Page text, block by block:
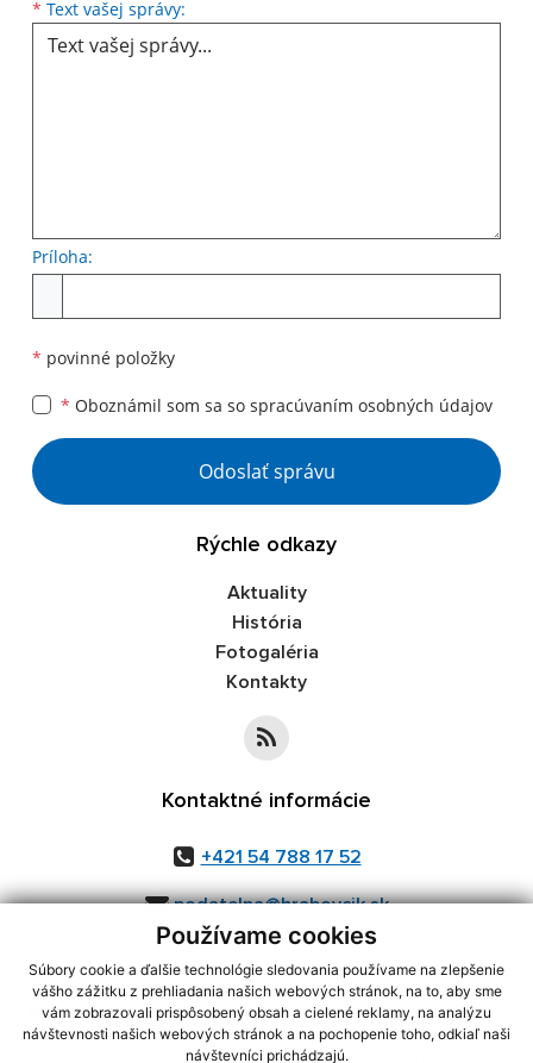
Používame cookies
Súbory cookie a ďalšie technológie sledovania používame na zlepšenie
vášho zážitku z prehliadania našich webových stránok, na to, aby sme
vám zobrazovali prispôsobený obsah a cielené reklamy, na analýzu
návštevnosti našich webových stránok a na pochopenie toho, odkiaľ naši
návštevníci prichádzajú.
* Text vašej správy:
Príloha:
* povinné položky
* Oboznámil som sa so spracúvaním osobných údajov
Google reCaptcha Response
Odoslať správu
Rýchle odkazy
Aktuality
História
Fotogaléria
Kontakty
Kontaktné informácie
+421 54 788 17 52
podatelna@hrabovcik.sk
využite možnosť získavania aktuálnych informácií s využitím RSS
CMS systém (redakčný) systém ECHELON 2,Mapa stránok,web portál
webex.digital, s.r.o.,domény,registrácia domény